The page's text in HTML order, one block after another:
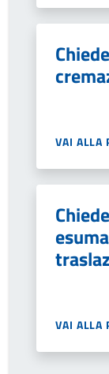
VAI ALLA
VAI ALLA